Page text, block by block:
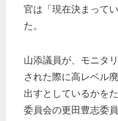
官は「現在決まって
た。
山添議員が、モニタ
された際に高レベル
出すとしているかを
委員会の更田豊志委